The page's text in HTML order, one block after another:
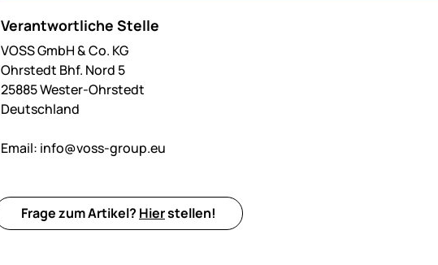
Verantwortliche Stelle
VOSS GmbH & Co. KG
Ohrstedt Bhf. Nord 5
25885 Wester-Ohrstedt
Deutschland
Email: info@voss-group.eu
Frage zum Artikel? Hierstellen!